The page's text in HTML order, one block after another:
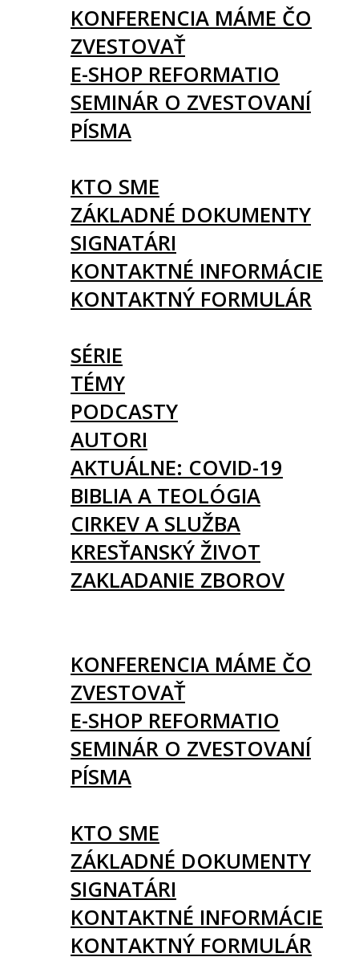
KONFERENCIA MÁME ČO
ZVESTOVAŤ
E-SHOP REFORMATIO
SEMINÁR O ZVESTOVANÍ
PÍSMA
KTO SME
ZÁKLADNÉ DOKUMENTY
SIGNATÁRI
KONTAKTNÉ INFORMÁCIE
KONTAKTNÝ FORMULÁR
SÉRIE
TÉMY
PODCASTY
AUTORI
AKTUÁLNE: COVID-19
BIBLIA A TEOLÓGIA
CIRKEV A SLUŽBA
KRESŤANSKÝ ŽIVOT
ZAKLADANIE ZBOROV
KONFERENCIA MÁME ČO
ZVESTOVAŤ
E-SHOP REFORMATIO
SEMINÁR O ZVESTOVANÍ
PÍSMA
KTO SME
ZÁKLADNÉ DOKUMENTY
SIGNATÁRI
KONTAKTNÉ INFORMÁCIE
KONTAKTNÝ FORMULÁR